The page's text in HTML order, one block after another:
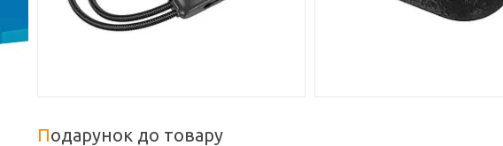
Подарунок до товару